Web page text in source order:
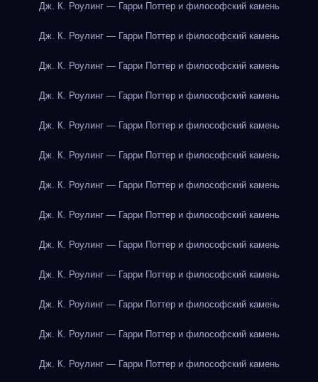
Дж. К. Роулинг — Гарри Поттер и философский камень
Дж. К. Роулинг — Гарри Поттер и философский камень
Дж. К. Роулинг — Гарри Поттер и философский камень
Дж. К. Роулинг — Гарри Поттер и философский камень
Дж. К. Роулинг — Гарри Поттер и философский камень
Дж. К. Роулинг — Гарри Поттер и философский камень
Дж. К. Роулинг — Гарри Поттер и философский камень
Дж. К. Роулинг — Гарри Поттер и философский камень
Дж. К. Роулинг — Гарри Поттер и философский камень
Дж. К. Роулинг — Гарри Поттер и философский камень
Дж. К. Роулинг — Гарри Поттер и философский камень
Дж. К. Роулинг — Гарри Поттер и философский камень
Дж. К. Роулинг — Гарри Поттер и философский камень